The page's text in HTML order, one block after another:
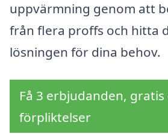
uppvärmning genom att
från flera proffs och hitta
lösningen för dina behov.
Få 3 erbjudanden,
förpliktelser